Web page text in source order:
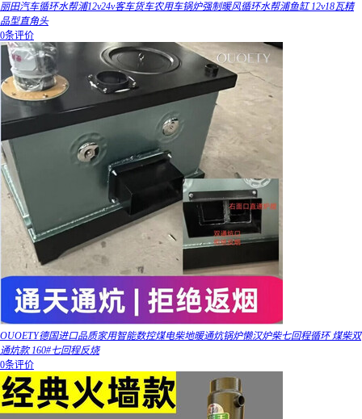
丽田汽车循环水帮浦12v24v客车货车农用车锅炉强制暖风循环水帮浦鱼缸 12v18瓦精
品型直角头
0条评价
OUOETY德国进口品质家用智能数控煤电柴地暖通炕锅炉懒汉炉柴七回程循环 煤柴双
通炕款 160#七回程反烧
0条评价